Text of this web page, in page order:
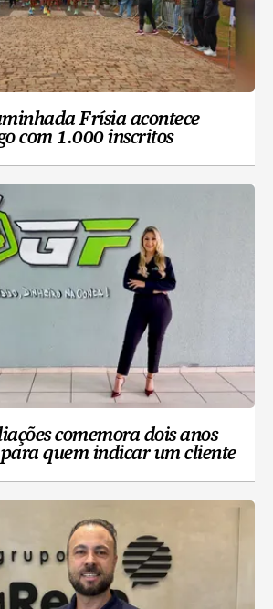
Frísia acontece
com 1.000 inscritos
comemora dois anos
quem indicar um cliente